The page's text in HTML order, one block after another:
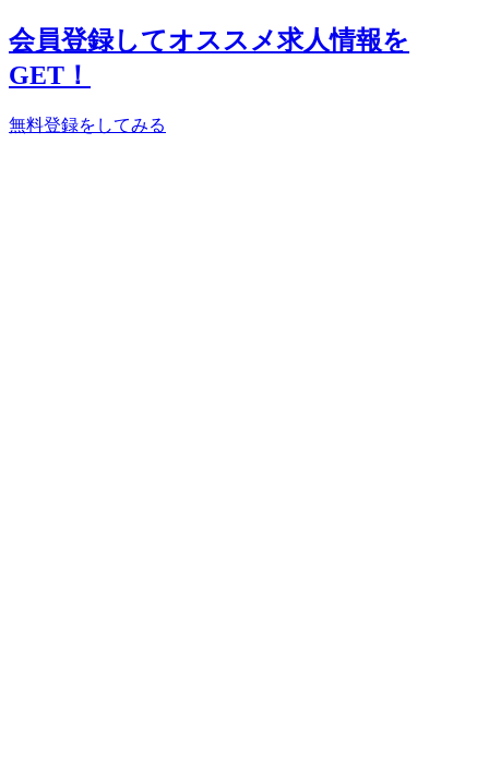
会員登録してオススメ求人情報を
GET！
無料登録をしてみる